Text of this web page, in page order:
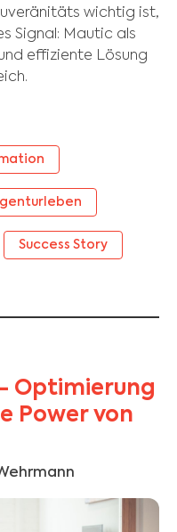
wichtig ist,
Signal: Mautic als
effiziente Lösung
Success Story
Optimierung
Power von